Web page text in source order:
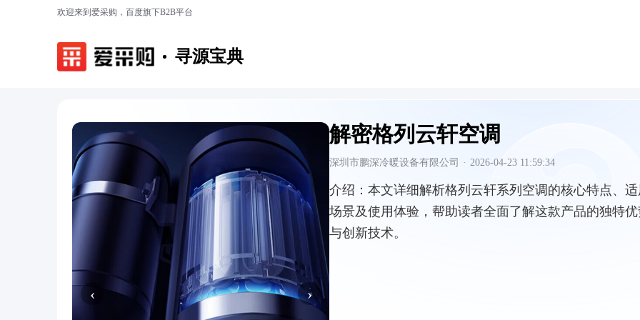
欢迎来到爱采购，百度旗下B2B平台
寻源宝典
‹ ›
解密格列云轩空调
深圳市鹏深冷暖设备有限公司 · 2026-04-23 11:59:34
介绍： 本文详细解析格列云轩系列空调的核心特点、
场景及使用体验，帮助读者全面了解这款产品的独特
与创新技术。